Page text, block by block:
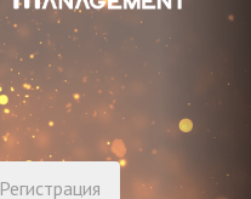
Регистрация